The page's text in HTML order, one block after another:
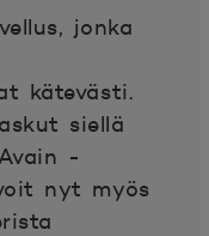
jonka
kätevästi.
siellä
-
nyt myös